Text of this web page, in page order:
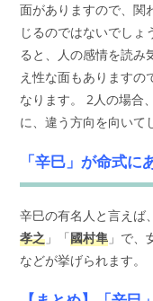
面がありますので、関
じるのではないでしょ
ると、人の感情を読み
え性な面もありますの
なります。 2人の場合
に、違う方向を向いて
「辛巳」が命式に
辛巳の有名人と言えば
孝之 」「國村隼 」で、
などが挙げられます。